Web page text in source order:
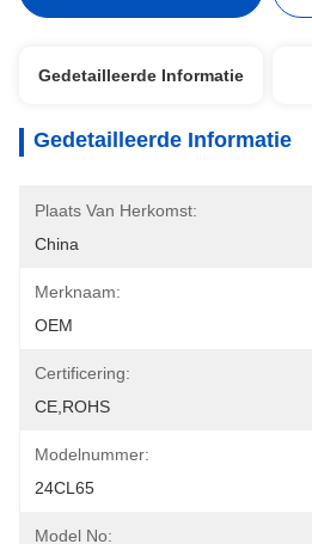
Gedetailleerde Informatie
Gedetailleerde Informatie
Plaats Van Herkomst:
China
Merknaam:
OEM
Certificering:
CE,ROHS
Modelnummer:
24CL65
Model No: